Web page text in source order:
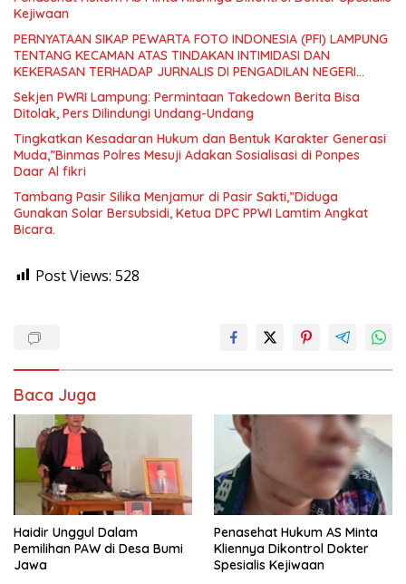
Kejiwaan
PERNYATAAN SIKAP PEWARTA FOTO INDONESIA (PFI) LAMPUNG
TENTANG KECAMAN ATAS TINDAKAN INTIMIDASI DAN
KEKERASAN TERHADAP JURNALIS DI PENGADILAN NEGERI
TANJUNG KARANG.
Sekjen PWRI Lampung: Permintaan Takedown Berita Bisa
Ditolak, Pers Dilindungi Undang-Undang
Tingkatkan Kesadaran Hukum dan Bentuk Karakter Generasi
Muda,”Binmas Polres Mesuji Adakan Sosialisasi di Ponpes
Daar Al fikri
Tambang Pasir Silika Menjamur di Pasir Sakti,”Diduga
Gunakan Solar Bersubsidi, Ketua DPC PPWI Lamtim Angkat
Bicara.
Post Views: 528
Baca Juga
Haidir Unggul Dalam
Pemilihan PAW di Desa Bumi
Jawa
Penasehat Hukum AS Minta
Kliennya Dikontrol Dokter
Spesialis Kejiwaan